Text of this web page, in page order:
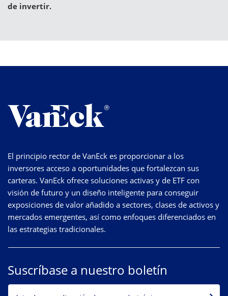
de invertir.
El principio rector de VanEck es proporcionar a los
inversores acceso a oportunidades que fortalezcan sus
carteras. VanEck ofrece soluciones activas y de ETF con
visión de futuro y un diseño inteligente para conseguir
exposiciones de valor añadido a sectores, clases de activos y
mercados emergentes, así como enfoques diferenciados en
las estrategias tradicionales.
Suscríbase a nuestro boletín